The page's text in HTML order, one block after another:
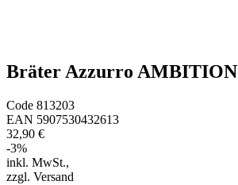
Bräter Azzurro AMBITION
Code 813203
EAN 5907530432613
32,90 €
-3%
inkl. MwSt.,
zzgl. Versand